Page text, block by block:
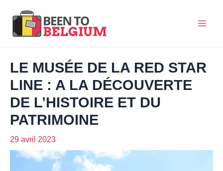
contenu
LE MUSÉE DE LA RED STAR
LINE : A LA DÉCOUVERTE
DE L’HISTOIRE ET DU
PATRIMOINE
29 avril 2023